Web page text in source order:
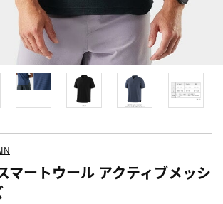
ートウール アクティブメッシ